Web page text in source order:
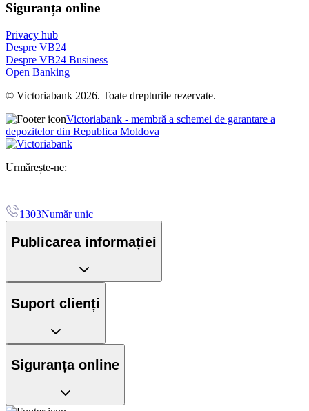
Siguranța online
Privacy hub
Despre VB24
Despre VB24 Business
Open Banking
© Victoriabank 2026. Toate drepturile rezervate.
Victoriabank - membră a schemei de garantare a
depozitelor din Republica Moldova
Urmărește-ne:
1303Număr unic
Publicarea informației
Suport clienți
Siguranța online